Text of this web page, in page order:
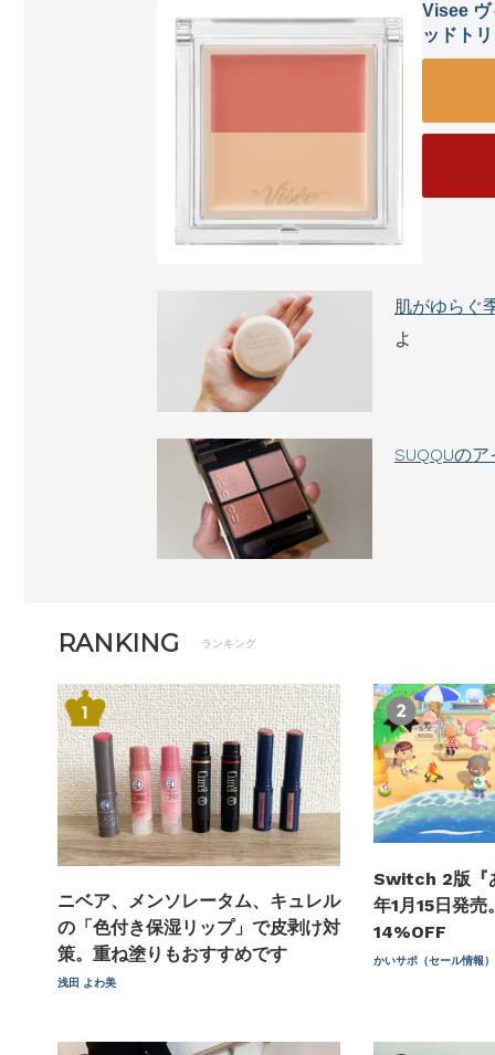
Visee ヴ
ッドト
肌がゆらぐ
よ
SUQQUの
RANKING ランキング
ニベア、メンソレータム、キュレル
の「色付き保湿リップ」で皮剥け対
策。重ね塗りもおすすめです
浅田 よわ美
Switch 2版『
年1月15日発
14%OFF
かいサポ（セール情報）